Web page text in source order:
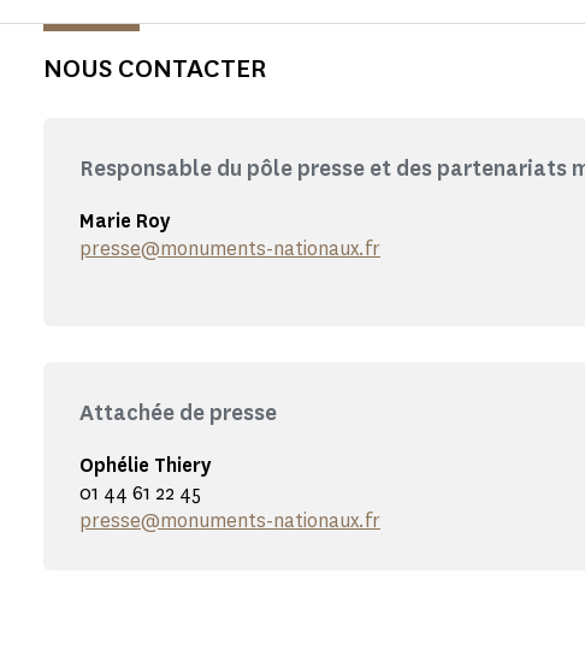
NOUS CONTACTER
Responsable du pôle presse et des partenariats
Marie Roy
presse@monuments-nationaux.fr
Attachée de presse
Ophélie Thiery
01 44 61 22 45
presse@monuments-nationaux.fr